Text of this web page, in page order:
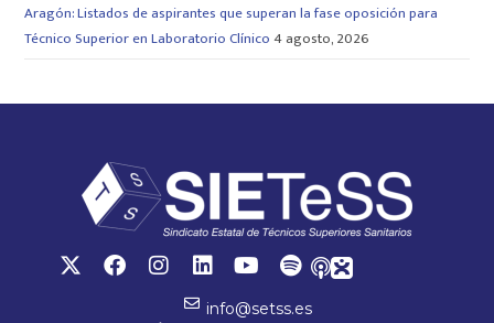
Aragón: Listados de aspirantes que superan la fase oposición para
Técnico Superior en Laboratorio Clínico 4 agosto, 2026
info@setss.es